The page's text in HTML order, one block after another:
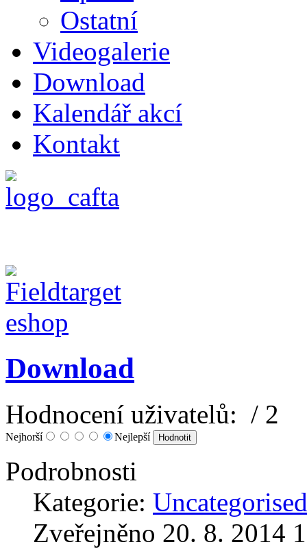
Ostatní
Videogalerie
Download
Kalendář akcí
Kontakt
Download
Hodnocení uživatelů: / 2
Nejhorší Nejlepší
Podrobnosti
Kategorie: Uncategorised
Zveřejněno 20. 8. 2014